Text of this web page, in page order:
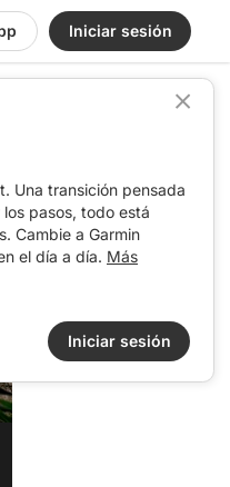
Iniciar sesión
Una transición pensada
pasos, todo está
Cambie a Garmin
el día a día. Más
Iniciar sesión